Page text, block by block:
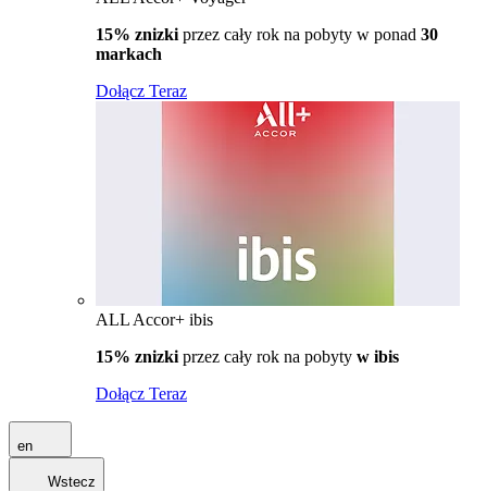
15% znizki przez cały rok na pobyty w ponad 30
markach
Dołącz Teraz
ALL Accor+ ibis
15% znizki przez cały rok na pobyty w ibis
Dołącz Teraz
en
Wstecz